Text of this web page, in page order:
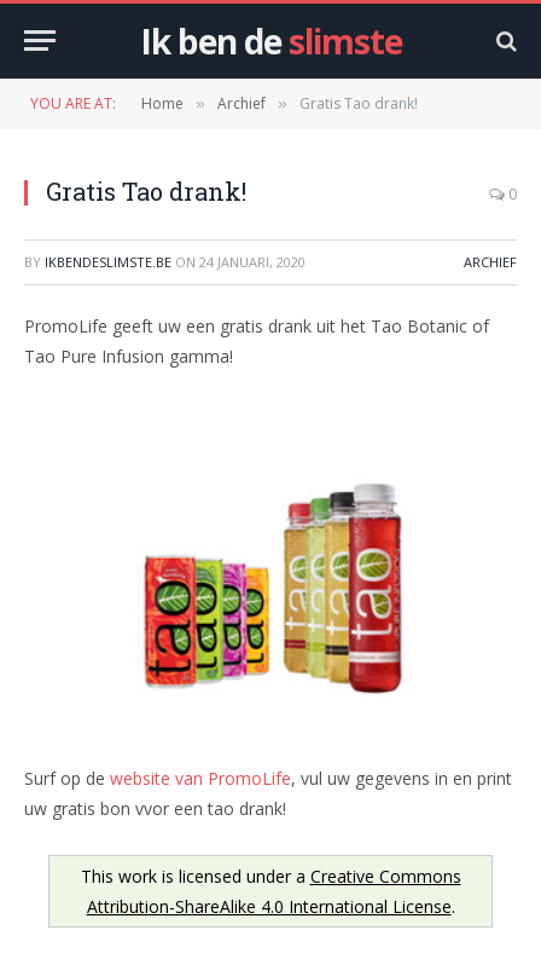
Ik ben deslimste
YOU ARE AT: Home » Archief » Gratis Tao drank!
Gratis Tao drank! 0
BY IKBENDESLIMSTE.BE ON 24 JANUARI, 2020 ARCHIEF
PromoLife geeft uw een gratis drank uit het Tao Botanic of
Tao Pure Infusion gamma!
Surf op de website van PromoLife, vul uw gegevens in en print
uw gratis bon vvor een tao drank!
This work is licensed under a Creative Commons
Attribution-ShareAlike 4.0 International License.